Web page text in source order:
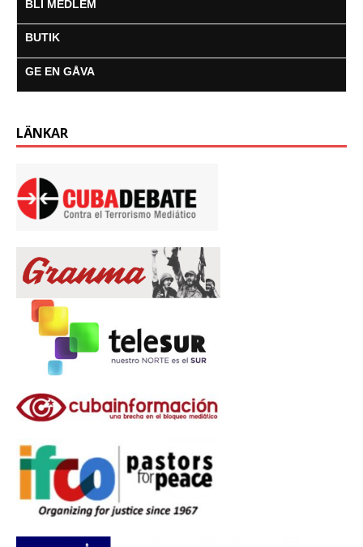
BLI MEDLEM
BUTIK
GE EN GÅVA
LÄNKAR